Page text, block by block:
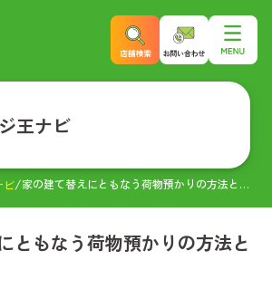
王ナビ
ビ 家の建て替えにともなう荷物預かりの方法と費用を解説
ともなう荷物預かりの方法と